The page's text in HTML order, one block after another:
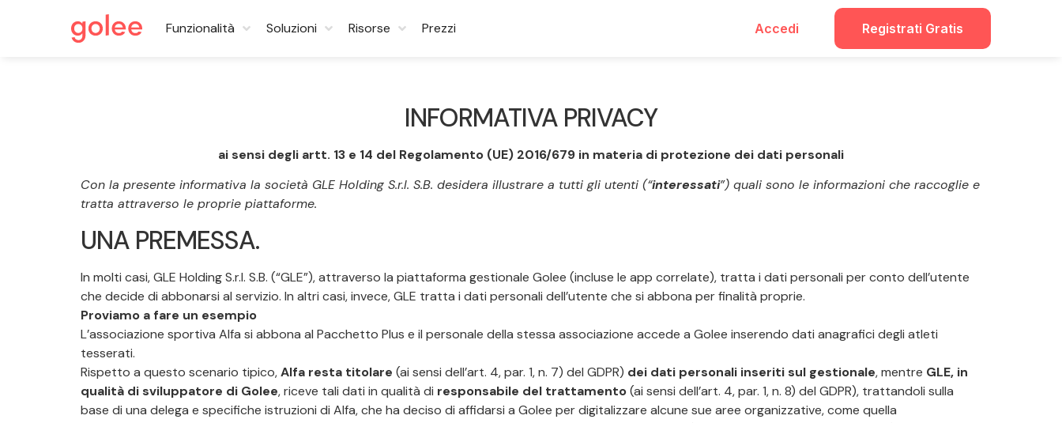
Funzionalità Soluzioni Risorse Prezzi Accedi Registrati Gratis
INFORMATIVA PRIVACY
ai sensi degli artt. 13 e 14 del Regolamento (UE) 2016/679 in materia di protezione dei dati personali
Con la presente informativa la società GLE Holding S.r.l. S.B. desidera illustrare a tutti gli utenti (“interessati”) quali sono le informazioni che raccoglie e
tratta attraverso le proprie piattaforme.
UNA PREMESSA.
In molti casi, GLE Holding S.r.l. S.B. (“GLE”), attraverso la piattaforma gestionale Golee (incluse le app correlate), tratta i dati personali per conto dell’utente
che decide di abbonarsi al servizio. In altri casi, invece, GLE tratta i dati personali dell’utente che si abbona per finalità proprie.
Proviamo a fare un esempio
L’associazione sportiva Alfa si abbona al Pacchetto Plus e il personale della stessa associazione accede a Golee inserendo dati anagrafici degli atleti
tesserati.
Rispetto a questo scenario tipico,Alfa resta titolare (ai sensi dell’art. 4, par. 1, n. 7) del GDPR) dei dati personali inseriti sul gestionale, mentre GLE, in
qualità di sviluppatore di Golee, riceve tali dati in qualità di responsabile del trattamento(ai sensi dell’art. 4, par. 1, n. 8) del GDPR), trattandoli sulla
base di una delega e specifiche istruzioni di Alfa, che ha deciso di affidarsi a Golee per digitalizzare alcune sue aree organizzative, come quella